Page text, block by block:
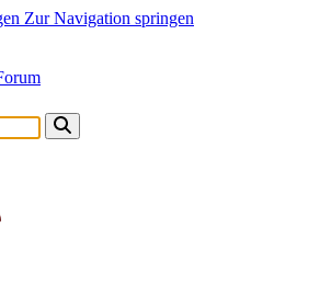
Zur Navigation springen